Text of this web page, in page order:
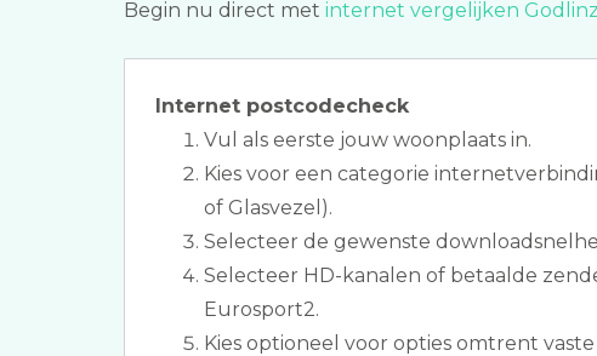
Begin nu direct met internet vergelijken
Internet postcodecheck
Vul als eerste jouw woonplaats in.
Kies voor een categorie
of Glasvezel).
Selecteer de gewenste
Selecteer HD-kanalen of betaalde
Eurosport2.
Kies optioneel voor opties omtrent